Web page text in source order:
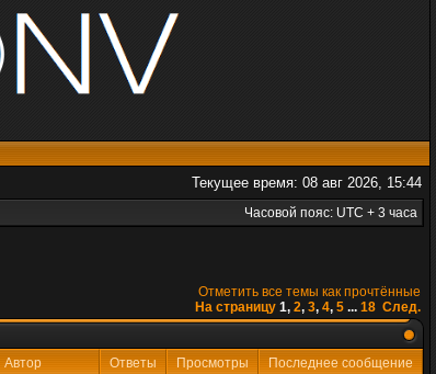
Текущее время: 08 авг 2026, 15:44
Часовой пояс: UTC + 3 часа
Отметить все темы как прочтённые
На страницу 1, 2, 3, 4, 5 ... 18 След.
Автор Ответы Просмотры Последнее сообщение